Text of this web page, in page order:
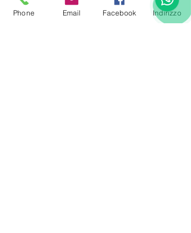
Phone Email Facebook Indirizzo